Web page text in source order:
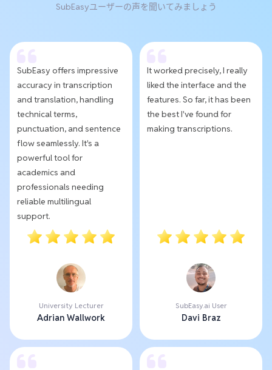
SubEasyユーザーの声を聞いてみましょう
SubEasy offers impressive
accuracy in transcription
and translation, handling
technical terms,
punctuation, and sentence
flow seamlessly. It's a
powerful tool for
academics and
professionals needing
reliable multilingual
support.
University Lecturer
Adrian Wallwork
It worked precisely, I really
liked the interface and the
features. So far, it has been
the best I've found for
making transcriptions.
SubEasy.ai User
Davi Braz